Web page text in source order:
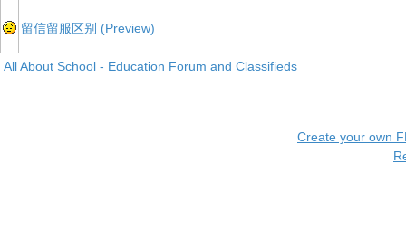
留信留服区别 (Preview)
All About School - Education Forum and Classifieds
Create your own